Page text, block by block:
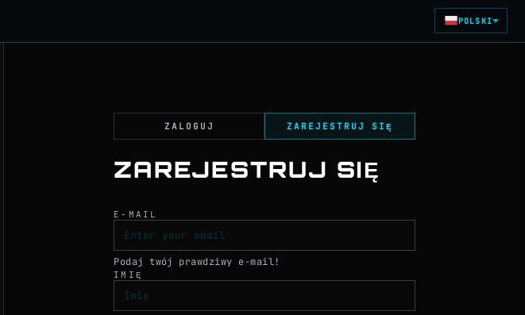
POLSKI
czasu rzeczywistego
ZALOGUJ ZAREJESTRUJ SIĘ
ZAREJESTRUJ SIĘ
E-MAIL
Podaj twój prawdziwy e-mail!
IMIĘ